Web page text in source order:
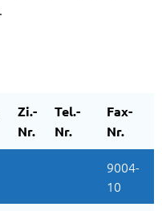
Zi.-
Nr.
Tel.-
Nr.
Fax-
Nr.
9004-
10